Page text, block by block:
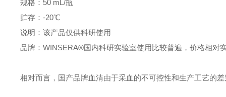
规格：50 mL/瓶
贮存：-20℃
说明：该产品仅供科研使用
品牌： WINSERA®国内科研实验室使用比较普遍，价格相对
相对而言，国产品牌血清由于采血的不可控性和生产工艺的